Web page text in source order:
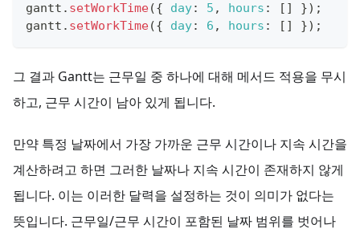
gantt . setWorkTime({ day: 5 , hours : [ ] }) ;
gantt . setWorkTime({ day: 6 , hours : [ ] }) ;
그 결과 Gantt는 근무일 중 하나에 대해 메서드 적용을 무시
하고, 근무 시간이 남아 있게 됩니다.
만약 특정 날짜에서 가장 가까운 근무 시간이나 지속 시간을
계산하려고 하면 그러한 날짜나 지속 시간이 존재하지 않게
됩니다. 이는 이러한 달력을 설정하는 것이 의미가 없다는
뜻입니다. 근무일/근무 시간이 포함된 날짜 범위를 벗어나